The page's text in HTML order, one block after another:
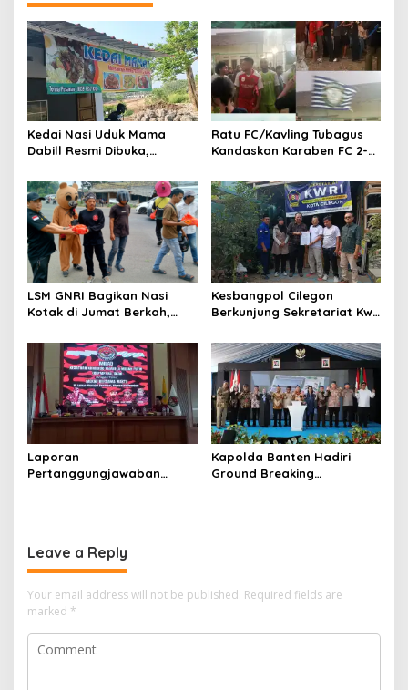
menjalankan tugas
jurnalistik
Kedai Nasi Uduk Mama
Dabill Resmi Dibuka,
dengan Harga Ekonomis
Ratu FC/Kavling Tubagus
Kandaskan Karaben FC 2-0:
Kebersamaan Warga
Sindang Heula
LSM GNRI Bagikan Nasi
Kotak di Jumat Berkah,
Kesbangpol Cilegon
Berkunjung Sekretariat Kwri
Kemitraan yang kokoh
Laporan
Pertanggungjawaban
Kapolda Banten Hadiri
Ground Breaking
Leave a Reply
Your email address will not be published. Required fields are
marked *